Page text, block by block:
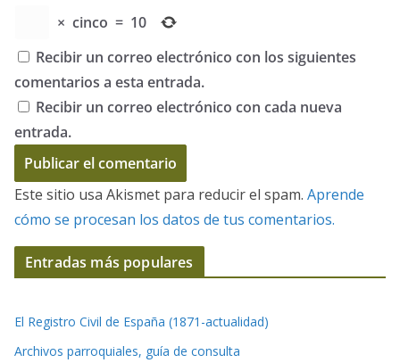
× cinco = 10
Recibir un correo electrónico con los siguientes
comentarios a esta entrada.
Recibir un correo electrónico con cada nueva
entrada.
Este sitio usa Akismet para reducir el spam. Aprende
cómo se procesan los datos de tus comentarios.
Entradas más populares
El Registro Civil de España (1871-actualidad)
Archivos parroquiales, guía de consulta